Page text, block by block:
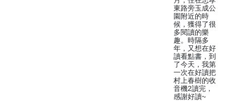
東路旁玉成公
園附近的時
候，獲得了很
多閱讀的樂
趣。時隔多
年，又想在好
讀看點書，到
了今天，我第
一次在好讀把
村上春樹的收
音機2讀完，
感謝好讀~